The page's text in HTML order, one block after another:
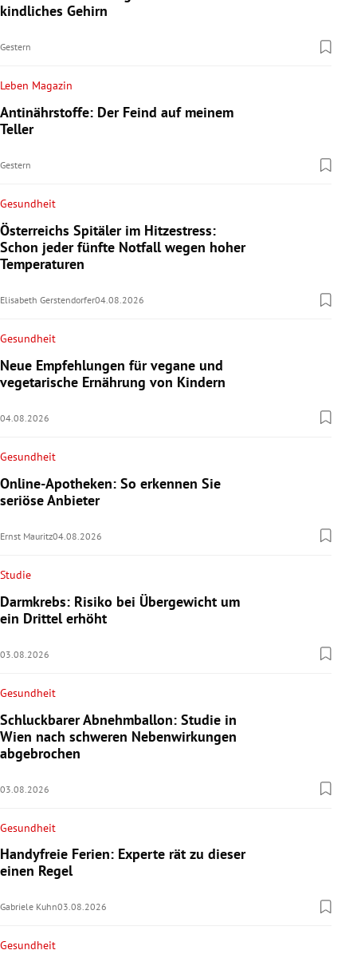
kindliches Gehirn
Gestern
Leben Magazin
Antinährstoffe: Der Feind auf meinem
Teller
Gestern
Gesundheit
Österreichs Spitäler im Hitzestress:
Schon jeder fünfte Notfall wegen hoher
Temperaturen
Elisabeth Gerstendorfer04.08.2026
Gesundheit
Neue Empfehlungen für vegane und
vegetarische Ernährung von Kindern
04.08.2026
Gesundheit
Online-Apotheken: So erkennen Sie
seriöse Anbieter
Ernst Mauritz04.08.2026
Studie
Darmkrebs: Risiko bei Übergewicht um
ein Drittel erhöht
03.08.2026
Gesundheit
Schluckbarer Abnehmballon: Studie in
Wien nach schweren Nebenwirkungen
abgebrochen
03.08.2026
Gesundheit
Handyfreie Ferien: Experte rät zu dieser
einen Regel
Gabriele Kuhn03.08.2026
Gesundheit